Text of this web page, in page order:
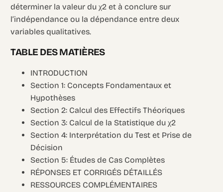
déterminer la valeur du χ2 et à conclure sur
l’indépendance ou la dépendance entre deux
variables qualitatives.
TABLE DES MATIÈRES
INTRODUCTION
Section 1: Concepts Fondamentaux et
Hypothèses
Section 2: Calcul des Effectifs Théoriques
Section 3: Calcul de la Statistique du χ2
Section 4: Interprétation du Test et Prise de
Décision
Section 5: Études de Cas Complètes
RÉPONSES ET CORRIGÉS DÉTAILLÉS
RESSOURCES COMPLÉMENTAIRES